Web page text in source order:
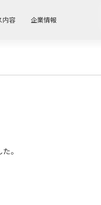
内容 企業情報
。